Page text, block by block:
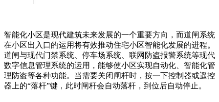
智能化小区是现代建筑未来发展的一个重要方向，而道闸系统
在小区出入口的运用将有效推动住宅小区智能化发展的进程。
道闸与现代门禁系统、停车场系统、联网防盗报警系统等现代
数字信息管理系统的运用，能够使小区实现自动化、智能化管
理防盗等各种功能。当需要关闭闸杆时，按一下控制器或遥控
器上的“落杆”键，此时闸杆会自动落杆，到位后自动停止。